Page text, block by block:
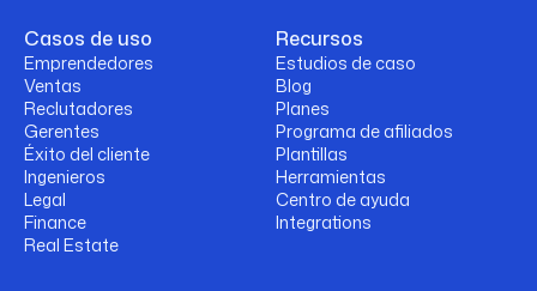
Casos de uso
Emprendedores
Ventas
Reclutadores
Gerentes
Éxito del cliente
Ingenieros
Legal
Finance
Real Estate
Recursos
Estudios de caso
Blog
Planes
Programa de afiliados
Plantillas
Herramientas
Centro de ayuda
Integrations